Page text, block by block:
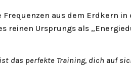
Frequenzen aus dem Erdkern
reinen Ursprungs als
das perfekte Training, dich auf